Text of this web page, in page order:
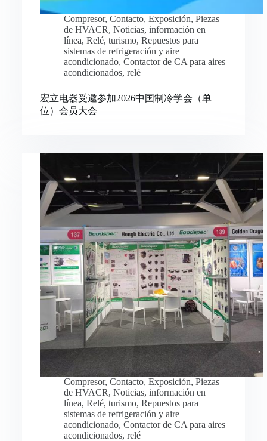
Compresor, Contacto, Exposición, Piezas
de HVACR, Noticias, información en
línea, Relé, turismo, Repuestos para
sistemas de refrigeración y aire
acondicionado, Contactor de CA para aires
acondicionados, relé
宏立电器受邀参加2026中国制冷学会（单
位）会员大会
Compresor, Contacto, Exposición, Piezas
de HVACR, Noticias, información en
línea, Relé, turismo, Repuestos para
sistemas de refrigeración y aire
acondicionado, Contactor de CA para aires
acondicionados, relé